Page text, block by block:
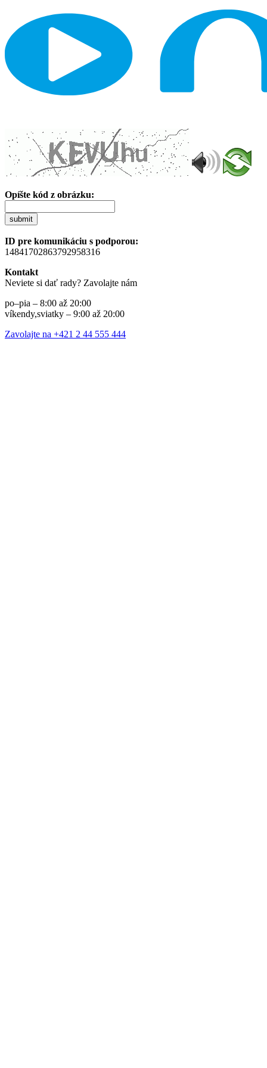
Opíšte kód z obrázku:
submit
ID pre komunikáciu s podporou:
14841702863792958316
Kontakt
Neviete si dať rady? Zavolajte nám
po–pia – 8:00 až 20:00
víkendy,sviatky – 9:00 až 20:00
Zavolajte na +421 2 44 555 444